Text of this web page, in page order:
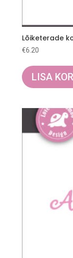
Lõiketerade
€6.20
LISA